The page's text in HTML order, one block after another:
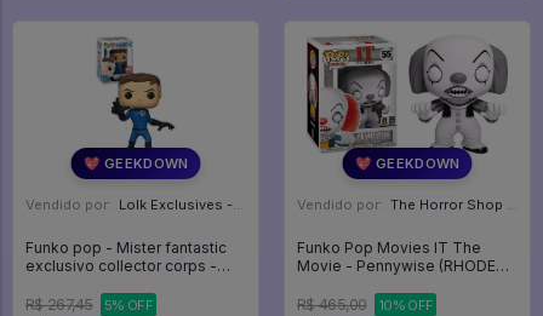
💖 GEEKDOWN
Vendido por: Lolk Exclusives - SP
Funko pop - Mister fantastic
exclusivo collector corps -
R$ 267,45
5% OFF
💖 GEEKDOWN
Vendido por: The Horror Shop - Colecionáveis - MG
Funko Pop Movies IT The
Movie - Pennywise (RHODE
The Movie #55
R$ 465,00 10% OFF